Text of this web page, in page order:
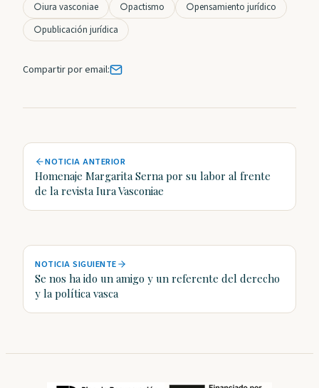
○iura vasconiae ○pactismo ○pensamiento jurídico
○publicación jurídica
Compartir por email:
NOTICIA ANTERIOR
Homenaje Margarita Serna por su labor al frente
de la revista Iura Vasconiae
NOTICIA SIGUIENTE
Se nos ha ido un amigo y un referente del derecho
y la política vasca